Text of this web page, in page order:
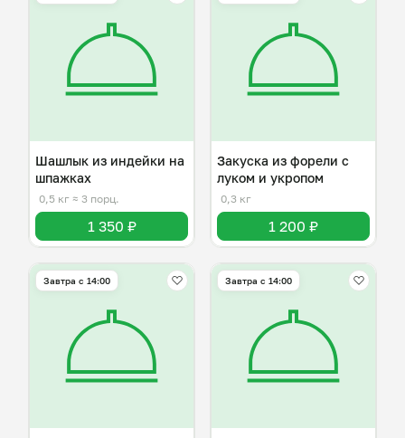
Шашлык из индейки на
шпажках
0,5 кг ≈ 3 порц.
1 350 ₽
Закуска из форели с
луком и укропом
0,3 кг
1 200 ₽
Завтра c 14:00 Завтра c 14:00